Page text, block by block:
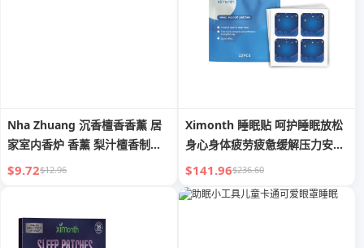
Nha Zhuang 沉香檀香香薰 居
家室内香炉 香薰 梨汁檀香制作
天然盘香 舒缓神经 助眠 香薰纯
$9.72$12.96
Ximonth 睡眠贴 呵护睡眠放松
身心身体疲劳疲惫缓解压力安心
睡眠
$141.96$236.60